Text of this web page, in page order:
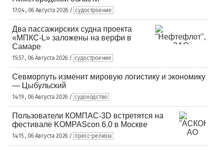
17:04 , 06 Августа 2026 / судостроение
Два пассажирских судна проекта
«МПКС-L» заложены на верфи в
Самаре
15:57 , 06 Августа 2026 / судостроение
Севморпуть изменит мировую логистику и экономику
— Цыбульский
14:19 , 06 Августа 2026 / судоходство
Пользователи КОМПАС-3D встретятся на
фестивале KOMPAScon 6.0 в Москве
14:15 , 06 Августа 2026 / пресс-релизы